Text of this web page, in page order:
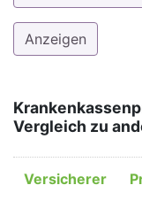
Vergleich zu
Versicherer